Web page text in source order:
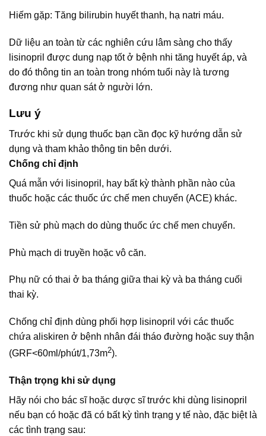
Hiếm gặp: Tăng bilirubin huyết thanh, hạ natri máu.
Dữ liệu an toàn từ các nghiên cứu lâm sàng cho thấy
lisinopril được dung nạp tốt ở bệnh nhi tăng huyết áp, và
do đó thông tin an toàn trong nhóm tuổi này là tương
đương như quan sát ở người lớn.
Lưu ý
Trước khi sử dụng thuốc bạn cần đọc kỹ hướng dẫn sử
dụng và tham khảo thông tin bên dưới.
Chống chỉ định
Quá mẫn với lisinopril, hay bất kỳ thành phần nào của
thuốc hoặc các thuốc ức chế men chuyển (ACE) khác.
Tiền sử phù mạch do dùng thuốc ức chế men chuyển.
Phù mạch di truyền hoặc vô căn.
Phụ nữ có thai ở ba tháng giữa thai kỳ và ba tháng cuối
thai kỳ.
Chống chỉ định dùng phối hợp lisinopril với các thuốc
chứa aliskiren ở bệnh nhân đái tháo đường hoặc suy thận
(GRF<60ml/phút/1,73m2).
Thận trọng khi sử dụng
Hãy nói cho bác sĩ hoặc dược sĩ trước khi dùng lisinopril
nếu bạn có hoặc đã có bất kỳ tình trạng y tế nào, đặc biệt là
các tình trạng sau: